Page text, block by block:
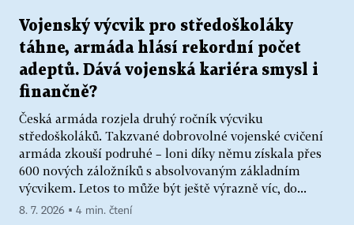
Vojenský výcvik pro středoškoláky
táhne, armáda hlásí rekordní počet
adeptů. Dává vojenská kariéra smysl i
finančně?
Česká armáda rozjela druhý ročník výcviku
středoškoláků. Takzvané dobrovolné vojenské cvičení
armáda zkouší podruhé – loni díky němu získala přes
600 nových záložníků s absolvovaným základním
výcvikem. Letos to může být ještě výrazně víc, do...
8. 7. 2026 ▪ 4 min. čtení